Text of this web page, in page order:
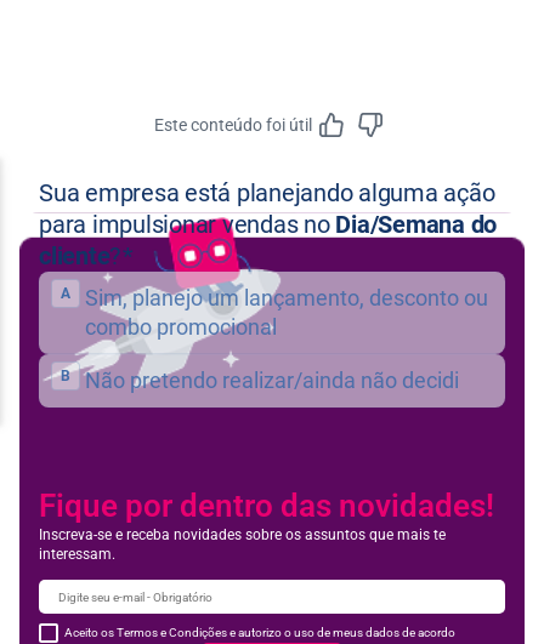
Este conteúdo foi útil
Fique por dentro das novidades!
Inscreva-se e receba novidades sobre os assuntos que mais te
interessam.
Aceito os Termos e Condições e autorizo o uso de meus dados de acordo